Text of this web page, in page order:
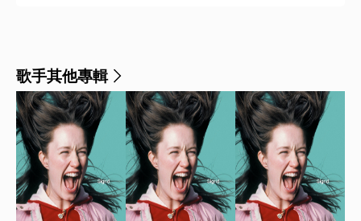
歌手其他專輯